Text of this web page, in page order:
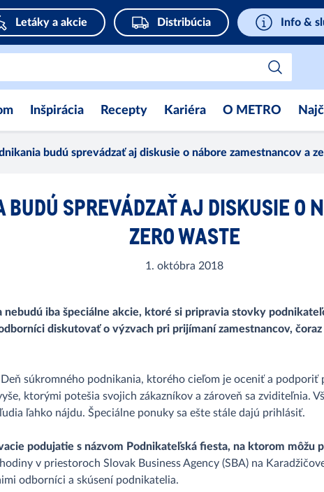
Letáky a akcie Distribúcia Info &
Inšpirácia Recepty Kariéra O METRO
budú sprevádzať aj diskusie o nábore zamestnancov a
SPREVÁDZAŤ AJ DISKUSIE O
ZERO WASTE
1. októbra 2018
iba špeciálne akcie, ktoré si pripravia stovky
diskutovať o výzvach pri prijímaní zamestnancov,
súkromného podnikania, ktorého cieľom je oceniť a
ktorými potešia svojich zákazníkov a zároveň sa zviditeľnia.
ľahko nájdu. Špeciálne ponuky sa ešte stále dajú prihlásiť.
podujatie s názvom Podnikateľská fiesta, na ktorom môžu
v priestoroch Slovak Business Agency (SBA) na
odborníci a skúsení podnikatelia.